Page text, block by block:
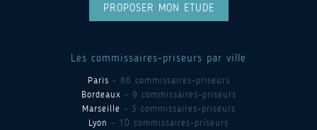
PROPOSER MON ETUDE
Les commissaires-priseurs par ville
Paris - 86 commissaires-priseurs
Bordeaux - 9 commissaires-priseurs
Marseille - 3 commissaires-priseurs
Lyon - 10 commissaires-priseurs